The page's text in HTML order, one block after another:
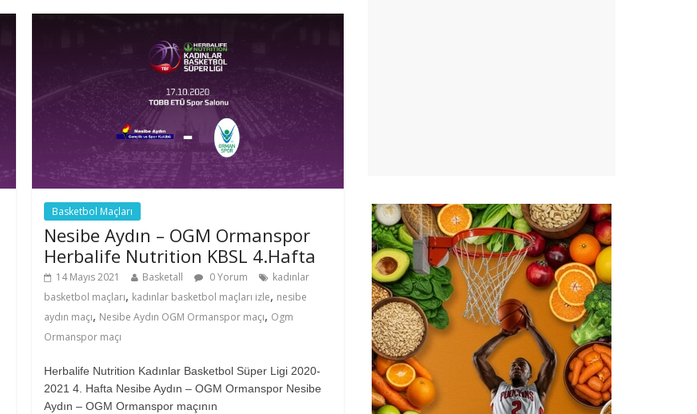
Basketbol Maçları
Nesibe Aydın – OGM Ormanspor
Herbalife Nutrition KBSL 4.Hafta
14 Mayıs 2021 Basketall 0 Yorum
kadınlar
basketbol maçları, kadınlar basketbol maçları izle, nesibe
aydın maçı, Nesibe Aydın OGM Ormanspor maçı, Ogm
Ormanspor maçı
Herbalife Nutrition Kadınlar Basketbol Süper Ligi 2020-
2021 4. Hafta Nesibe Aydın – OGM Ormanspor Nesibe
Aydın – OGM Ormanspor maçının